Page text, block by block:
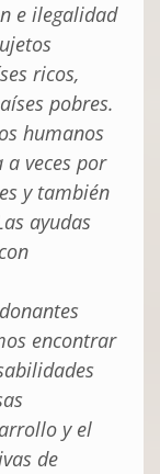
e ilegalidad
ricos,
pobres.
humanos
veces por
y también
ayudas
encontrar
y el
de